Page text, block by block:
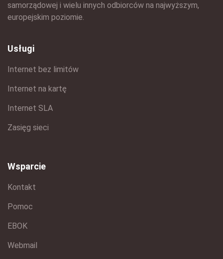
samorządowej i wielu innych odbiorców na najwyższym,
europejskim poziomie.
Usługi
Internet bez limitów
Internet na kartę
Internet SLA
Zasięg sieci
Wsparcie
Kontakt
Pomoc
EBOK
Webmail